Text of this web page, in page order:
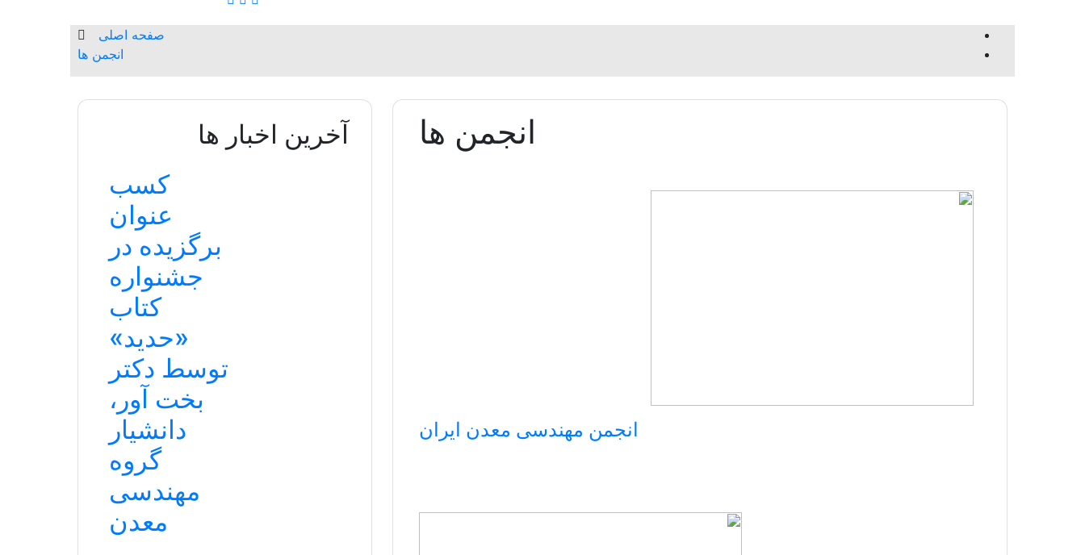
صفحه اصلی
انجمن ها
انجمن ها
انجمن مهندسی معدن ایران
آخرین اخبار ها
کسب
عنوان
برگزیده در
جشنواره
کتاب
«حدید»
توسط دکتر
بخت آور،
دانشیار
گروه
مهندسی
معدن